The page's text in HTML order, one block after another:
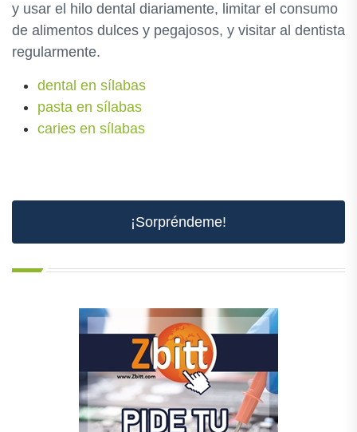
y usar el hilo dental diariamente, limitar el consumo
de alimentos dulces y pegajosos, y visitar al dentista
regularmente.
dental en sílabas
pasta en sílabas
caries en sílabas
¡Sorpréndeme!